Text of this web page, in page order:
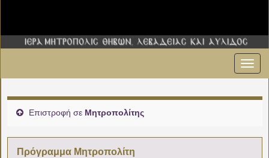
Επιστροφή σε Μητροπολίτης
Πρόγραμμα Μητροπολίτη
02:00